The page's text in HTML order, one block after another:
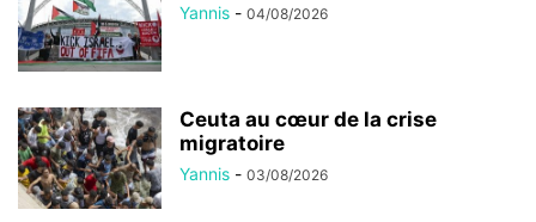
Yannis - 04/08/2026
Ceuta au cœur de la crise
migratoire
Yannis - 03/08/2026